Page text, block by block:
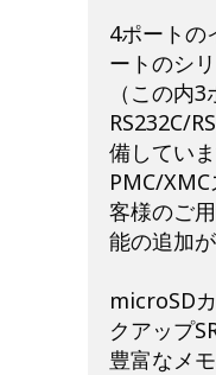
4ポートの
ートのシ
（この内
RS232C/
備してい
PMC/
客様のご
能の追加が
microSD
クアップ
豊富なメ